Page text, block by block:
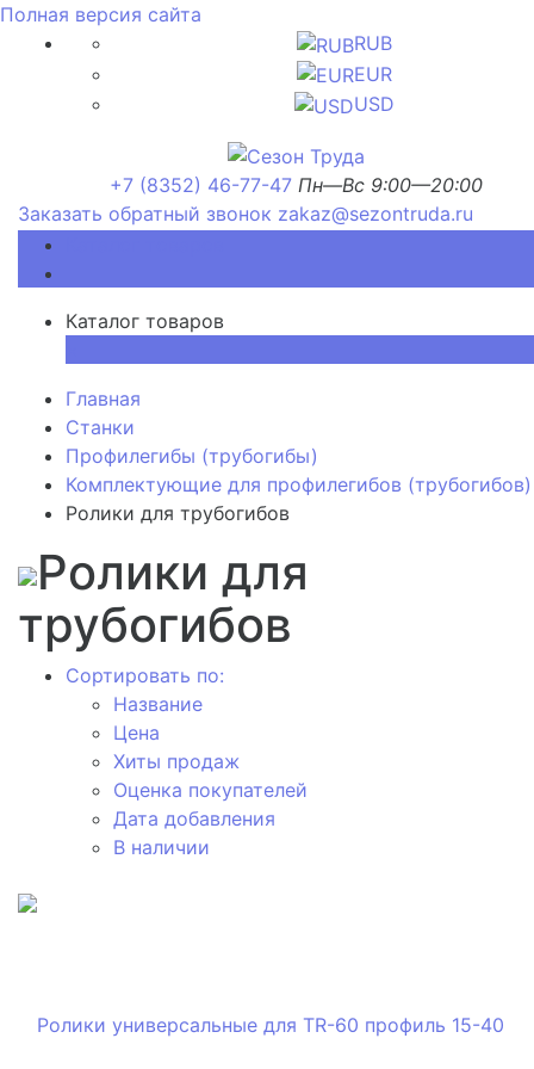
Полная версия сайта
RUB
EUR
USD
+7 (8352) 46-77-47 Пн—Вс 9:00—20:00
Заказать обратный звонок zakaz@sezontruda.ru
Каталог товаров
Главная
Станки
Профилегибы (трубогибы)
Комплектующие для профилегибов (трубогибов)
Ролики для трубогибов
Ролики для
трубогибов
Сортировать по:
Название
Цена
Хиты продаж
Оценка покупателей
Дата добавления
В наличии